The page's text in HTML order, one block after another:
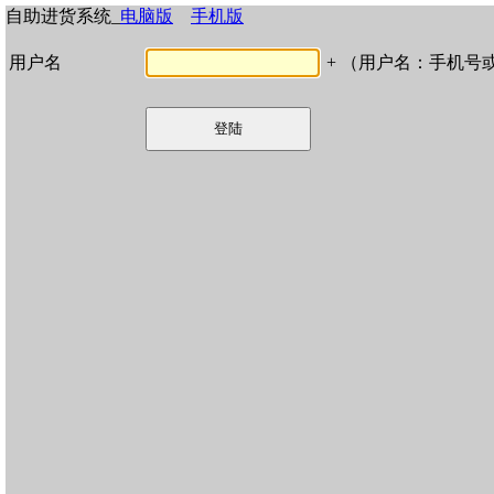
数据连接中。。。。。。 。。。
_
自助进货系统_ 电脑版 手机版
用户名 + （用户名：手机号